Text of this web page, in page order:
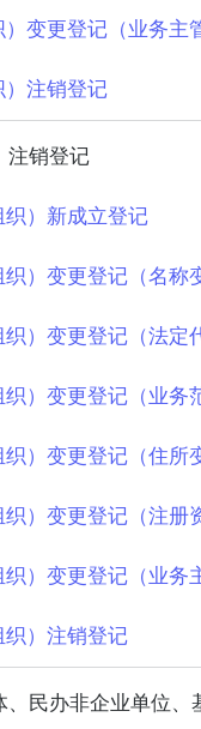
变更登记（业务主
）注销登记
注销登记
）新成立登记
）变更登记（名称
）变更登记（法定
）变更登记（业务
）变更登记（住所
）变更登记（注册
）变更登记（业务
）注销登记
民办非企业单位、